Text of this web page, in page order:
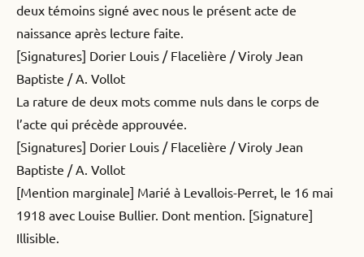
deux témoins signé avec nous le présent acte de
naissance après lecture faite.
[Signatures] Dorier Louis / Flacelière / Viroly Jean
Baptiste / A. Vollot
La rature de deux mots comme nuls dans le corps de
l’acte qui précède approuvée.
[Signatures] Dorier Louis / Flacelière / Viroly Jean
Baptiste / A. Vollot
[Mention marginale] Marié à Levallois-Perret, le 16 mai
1918 avec Louise Bullier. Dont mention. [Signature]
Illisible.